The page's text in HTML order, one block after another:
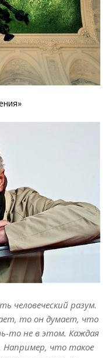
человеческий разум.
то он думает, что
то не в этом. Каждая
Например, что такое